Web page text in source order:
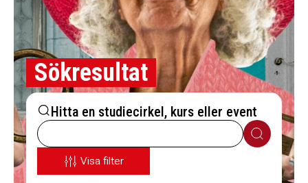
Sökresultat
Hitta en studiecirkel, kurs eller event
Sök
Visa filter